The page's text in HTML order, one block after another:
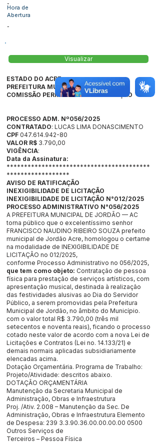
-
Hora de
Abertura
-
Visualizar
ESTADO DO ACRE
PREFEITURA MUNICIPAL DE JORDÃO
COMISSÃO PERMANENTE DE LICITAÇÃO
PROCESSO ADM. Nº056/2025
CONTRATADO: LUCAS LIMA DONASCIMENTO
CPF 047.614.942-80
VALOR R$ 3.790,00
VIGÊNCIA:
Data da Assinatura:
*****************************************
******************
AVISO DE RATIFICAÇÃO
INEXIGIBILIDADE DE LICITAÇÃO
INEXIGIBILIDADE DE LICITAÇÃO N°012/2025
PROCESSO ADMINISTRATIVO N°056/2025
A PREFEITURA MUNICIPAL DE JORDÃO — AC
torna público que o excelentíssimo senhor
FRANCISCO NAUDINO RIBEIRO SOUZA prefeito
municipal de Jordão Acre, homologou o certame
na modalidade de INEXIGIBILIDADE DE
LICITAÇÃO no 012/2025,
conforme Processo Administrativo no 056/2025,
que tem como objeto: Contratação de pessoa
física para prestação de serviços artísticos, com
apresentação musical, destinada à realização
das festividades alusivas ao Dia do Servidor
Público, a serem promovidas pela Prefeitura
Municipal de Jordão, no âmbito do Município.
com o valor total R$ 3.790,00 (três mil
setecentos e noventa reais), ficando o processo
cotado neste valor de acordo com a nova Lei de
Licitações e Contratos (Lei no. 14.133/21) e
demais normais aplicadas subsidiariamente
elencadas acima.
Dotação Orçamentária. Programa de Trabalho:
Projeto/Atividade: descritos abaixo.
DOTAÇÃO ORÇAMENTÁRIA
Manutenção da Secretaria Municipal de
Administração, Obras e Infraestrutura
Proj. /Ativ. 2.008 – Manutenção da Sec. De
Administração, Obras e Infraestrutura Elemento
de Despesa: 239 3.3.90.36.00.00.00.00 0500
Outros Serviços de
Terceiros – Pessoa Física